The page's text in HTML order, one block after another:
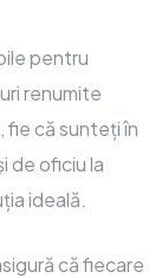
pentru
renumite
fie că sunteți în
de oficiu la
ideală.
că fiecare